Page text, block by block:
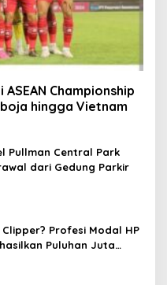
Championship
hingga Vietnam
Pullman Central Park
dari Gedung Parkir
Profesi Modal HP
Puluhan Juta